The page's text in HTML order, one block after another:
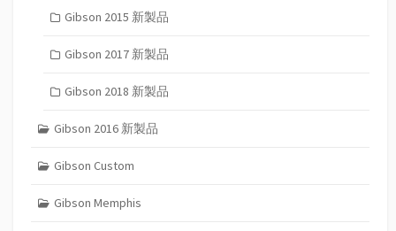
Gibson 2015 新製品
Gibson 2017 新製品
Gibson 2018 新製品
Gibson 2016 新製品
Gibson Custom
Gibson Memphis